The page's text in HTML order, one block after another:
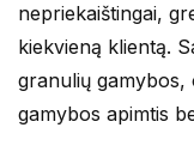
nepriekaištingai,
kiekvieną klientą.
granulių gamybos,
gamybos apimtis